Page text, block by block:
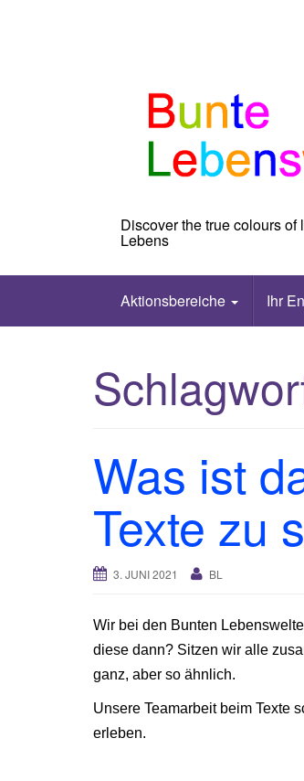
Discover the true colours
Lebens
Aktionsbereiche Ihr
Was ist
Texte zu
3. JUNI 2021 BL
Wir bei den Bunten
diese dann? Sitzen wir alle
ganz, aber so ähnlich.
Unsere Teamarbeit beim Texte
erleben.